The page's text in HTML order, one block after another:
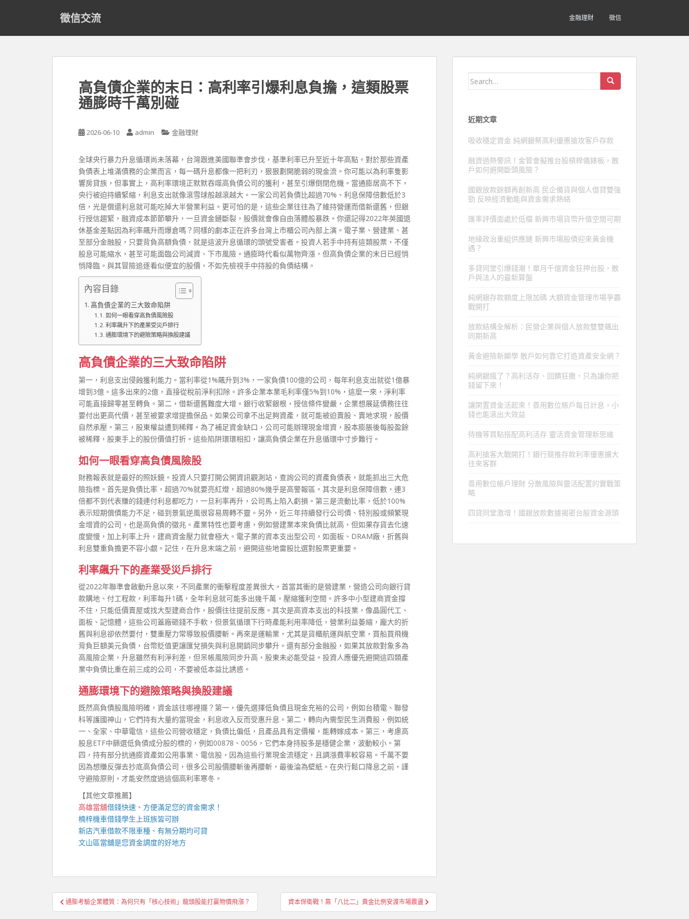
徵信交流 金融理財 徵信
高負債企業的末日：高利率引爆利息負擔，這類股票
通膨時千萬別碰
2026-06-10 admin 金融理財
全球央行暴力升息循環尚未落幕，台灣跟進美國聯準會步伐，基準利率已升至近十年高點。對於那些資產
負債表上堆滿債務的企業而言，每一碼升息都像一把利刃，狠狠劃開脆弱的現金流。你可能以為利率隻影
響房貸族，但事實上，高利率環境正默默吞噬高負債公司的獲利，甚至引爆倒閉危機。當通膨居高不下，
央行被迫持續緊縮，利息支出就像滾雪球般越滾越大。一家公司若負債比超過70%、利息保障倍數低於3
倍，光是償還利息就可能吃掉大半營業利益。更可怕的是，這些企業往往為了維持營運而借新還舊，但銀
行授信趨緊，融資成本節節攀升，一旦資金鏈斷裂，股價就會像自由落體般暴跌。你還記得2022年英國退
休基金差點因為利率飆升而爆倉嗎？同樣的劇本正在許多台灣上市櫃公司內部上演。電子業、營建業、甚
至部分金融股，只要背負高額負債，就是這波升息循環的頭號受害者。投資人若手中持有這類股票，不僅
股息可能縮水，甚至可能面臨公司減資、下市風險。通膨時代看似萬物齊漲，但高負債企業的末日已經悄
悄降臨。與其冒險追逐看似便宜的股價，不如先檢視手中持股的負債結構。
內容目錄
高負債企業的三大致命陷阱
如何一眼看穿高負債風險股
利率飆升下的產業受災戶排行
通膨環境下的避險策略與換股建議
高負債企業的三大致命陷阱
第一，利息支出侵蝕獲利能力。當利率從1%飆升到3%，一家負債100億的公司，每年利息支出就從1億暴
增到3億。這多出來的2億，直接從稅前淨利扣除。許多企業本業毛利率僅5%到10%，這麼一來，淨利率
可能直接歸零甚至轉負。第二，借新還舊難度大增。銀行收緊銀根，授信條件變嚴，企業想展延債務往往
要付出更高代價，甚至被要求增提擔保品。如果公司拿不出足夠資產，就可能被迫賣股、賣地求現，股價
自然承壓。第三，股東權益遭到稀釋。為了補足資金缺口，公司可能辦理現金增資，股本膨脹後每股盈餘
被稀釋，股東手上的股份價值打折。這些陷阱環環相扣，讓高負債企業在升息循環中寸步難行。
如何一眼看穿高負債風險股
財務報表就是最好的照妖鏡。投資人只要打開公開資訊觀測站，查詢公司的資產負債表，就能抓出三大危
險指標。首先是負債比率，超過70%就要亮紅燈，超過80%幾乎是高警報區。其次是利息保障倍數，連3
倍都不到代表賺的錢連付利息都吃力，一旦利率再升，公司馬上陷入虧損。第三是流動比率，低於100%
表示短期償債能力不足，碰到景氣逆風很容易周轉不靈。另外，近三年持續發行公司債、特別股或頻繁現
金增資的公司，也是高負債的徵兆。產業特性也要考慮，例如營建業本來負債比就高，但如果存貨去化速
度變慢，加上利率上升，建商資金壓力就會極大。電子業的資本支出型公司，如面板、DRAM廠，折舊與
利息雙重負擔更不容小覷。記住，在升息末端之前，避開這些地雷股比選對股票更重要。
利率飆升下的產業受災戶排行
從2022年聯準會啟動升息以來，不同產業的衝擊程度差異很大。首當其衝的是營建業，營造公司向銀行貸
款購地、付工程款，利率每升1碼，全年利息就可能多出幾千萬，壓縮獲利空間。許多中小型建商資金撐
不住，只能低價賣屋或找大型建商合作，股價往往提前反應。其次是高資本支出的科技業，像晶圓代工、
面板、記憶體，這些公司蓋廠砸錢不手軟，但景氣循環下行時產能利用率降低，營業利益萎縮，龐大的折
舊與利息卻依然要付，雙重壓力常導致股價腰斬。再來是運輸業，尤其是貨櫃航運與航空業，買船買飛機
背負巨額美元負債，台幣貶值更讓匯兌損失與利息開銷同步攀升。還有部分金融股，如果其放款對象多為
高風險企業，升息雖然有利淨利差，但呆帳風險同步升高，股東未必能受益。投資人應優先避開這四類產
業中負債比重在前三成的公司，不要被低本益比誘惑。
通膨環境下的避險策略與換股建議
既然高負債股風險明確，資金該往哪裡擺？第一，優先選擇低負債且現金充裕的公司，例如台積電、聯發
科等護國神山，它們持有大量約當現金，利息收入反而受惠升息。第二，轉向內需型民生消費股，例如統
一、全家、中華電信，這些公司營收穩定，負債比偏低，且產品具有定價權，能轉嫁成本。第三，考慮高
股息ETF中篩選低負債成分股的標的，例如00878、0056，它們本身持股多是穩健企業，波動較小。第
四，持有部分抗通膨資產如公用事業、電信股，因為這些行業現金流穩定，且調漲費率較容易。千萬不要
因為想賺反彈去抄底高負債公司，很多公司股價腰斬後再腰斬，最後淪為壁紙。在央行鬆口降息之前，謹
守避險原則，才能安然度過這個高利率寒冬。
【其他文章推薦】
高雄當舖借錢快速、方便滿足您的資金需求！
楠梓機車借錢學生上班族皆可辦
新店汽車借款不限車種、有無分期均可貸
文山區當舖是您資金調度的好地方
文
章
通膨考驗企業體質：為何只有「核心技術」龍頭股能打贏物價飛漲？ 資本保衛戰！靠「八比二」黃金比例安渡市場震盪
Search
近期文章
吸收穩定資金 純網銀祭高利優惠搶攻客戶存款
融資過熱警訊！金管會擬推台股槓桿儀錶板，散
戶如何避開斷頭風險？
國銀放款餘額再創新高 民企備貨與個人借貸雙強
勁 反映經濟動能與資金需求熱絡
匯率評價面處於低檔 新興市場貨幣升值空間可期
地緣政治重組供應鏈 新興市場股債迎來黃金機
遇？
多貸同堂引爆錢潮！單月千億資金狂押台股，散
戶與法人的最新算盤
純網銀存款額度上限加碼 大額資金管理市場爭霸
戰開打
放款結構全解析：民營企業與個人放款雙雙飆出
同期新高
黃金避險新顯學 散戶如何靠它打造資產安全網？
純網銀瘋了？高利活存、回饋狂撒，只為讓你把
錢留下來！
讓閑置資金活起來！善用數位賬戶每日計息，小
錢也能滾出大效益
待機等買點搭配高利活存 靈活資金管理新思維
高利搶客大戰開打！銀行競推存款利率優惠擴大
往來客群
善用數位帳戶理財 分散風險與靈活配置的實戰策
略
四貸同堂激增！國銀放款數據揭密台股資金源頭